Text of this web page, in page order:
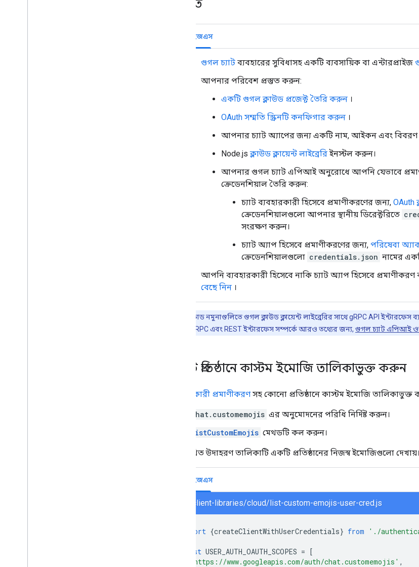
পূর্বশর্ত
নোড.জেএস
গুগল চ্যাট ব্যবহারের সুবিধাসহ একটি ব্যবসায়িক বা এন্টারপ্রাইজ
আপনার পরিবেশ প্রস্তুত করুন:
একটি গুগল ক্লাউড প্রজেক্ট তৈরি করুন ।
OAuth সম্মতি স্ক্রিনটি কনফিগার করুন ।
আপনার চ্যাট অ্যাপের জন্য একটি নাম, আইকন এবং বিবরণ
Node.jsক্লাউড ক্লায়েন্ট লাইব্রেরিইনস্টল করুন।
আপনার গুগল চ্যাট এপিআই অনুরোধে আপনি যেভাবে
ক্রেডেনশিয়াল তৈরি করুন:
চ্যাট ব্যবহারকারী হিসেবে প্রমাণীকরণের জন্য, OAuth
ক্রেডেনশিয়ালগুলো আপনার স্থানীয় ডিরেক্টরিতে
সংরক্ষণ করুন।
চ্যাট অ্যাপ হিসেবে প্রমাণীকরণের জন্য, পরিষেবা
ক্রেডেনশিয়ালগুলো credentials.json নামের
আপনি ব্যবহারকারী হিসেবে নাকি চ্যাট অ্যাপ হিসেবে
বেছে নিন ।
এই পৃষ্ঠার কোড নমুনাগুলিতে গুগল ক্লাউড ক্লায়েন্ট লাইব্রেরির সাথে gRPC API
করতে পারেন। gRPC এবং REST ইন্টারফেস সম্পর্কে আরও তথ্যের জন্য, গুগল চ্যাট এপিআই
একটি প্রতিষ্ঠানে কাস্টম ইমোজি তালিকাভুক্ত করুন
ব্যবহারকারী প্রমাণীকরণসহ কোনো প্রতিষ্ঠানে কাস্টম ইমোজি
chat.customemojis এর অনুমোদনের পরিধি নির্দিষ্ট করুন।
ListCustomEmojis মেথডটি কল করুন।
নিম্নলিখিত উদাহরণ তালিকাটি একটি প্রতিষ্ঠানের নিজস্ব ইমোজিগুলো দেখায়।
নোড.জেএস
chat/client-libraries/cloud/list-custom-emojis-user-cred.js
import {createClientWithUserCredentials} from './
const USER_AUTH_OAUTH_SCOPES = [
'https://www.googleapis.com/auth/chat.customemojis' ,